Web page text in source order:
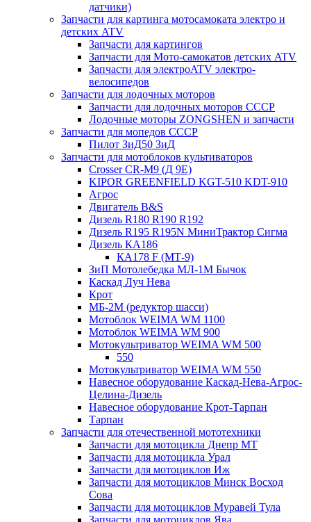
датчики)
Запчасти для картинга мотосамоката электро и
детских ATV
Запчасти для картингов
Запчасти для Мото-самокатов детских ATV
Запчасти для электроATV электро-
велосипедов
Запчасти для лодочных моторов
Запчасти для лодочных моторов СССР
Лодочные моторы ZONGSHEN и запчасти
Запчасти для мопедов СССР
Пилот ЗиД50 ЗиД
Запчасти для мотоблоков культиваторов
Crosser CR-M9 (Д 9Е)
KIPOR GREENFIELD KGT-510 KDT-910
Агрос
Двигатель B&S
Дизель R180 R190 R192
Дизель R195 R195N МиниТрактор Сигма
Дизель КА186
КА178 F (МТ-9)
ЗиП Мотолебедка МЛ-1М Бычок
Каскад Луч Нева
Крот
МБ-2М (редуктор шасси)
Мотоблок WEIMA WM 1100
Мотоблок WEIMA WM 900
Мотокультриватор WEIMA WM 500
550
Мотокультриватор WEIMA WM 550
Навесное оборудование Каскад-Нева-Агрос-
Целина-Дизель
Навесное оборудование Крот-Тарпан
Тарпан
Запчасти для отечественной мототехники
Запчасти для мотоцикла Днепр МТ
Запчасти для мотоцикла Урал
Запчасти для мотоциклов Иж
Запчасти для мотоциклов Минск Восход
Сова
Запчасти для мотоциклов Муравей Тула
Запчасти для мотоциклов Ява